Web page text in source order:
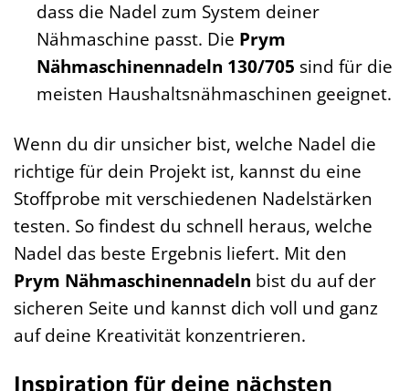
dass die Nadel zum System deiner
Nähmaschine passt. Die Prym
Nähmaschinennadeln 130/705 sind für die
meisten Haushaltsnähmaschinen geeignet.
Wenn du dir unsicher bist, welche Nadel die
richtige für dein Projekt ist, kannst du eine
Stoffprobe mit verschiedenen Nadelstärken
testen. So findest du schnell heraus, welche
Nadel das beste Ergebnis liefert. Mit den
Prym Nähmaschinennadeln bist du auf der
sicheren Seite und kannst dich voll und ganz
auf deine Kreativität konzentrieren.
Inspiration für deine nächsten